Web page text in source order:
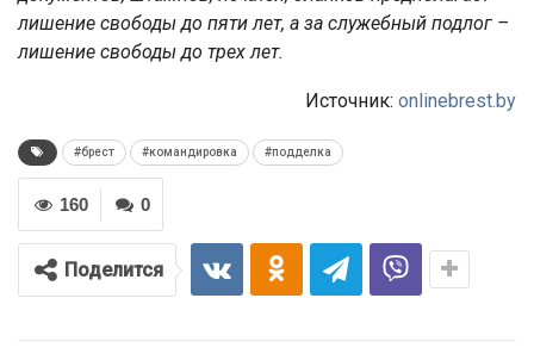
лишение свободы до пяти лет, а за служебный подлог –
лишение свободы до трех лет.
Источник: onlinebrest.by
#брест #командировка #подделка
0
160
Поделится